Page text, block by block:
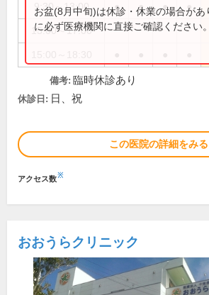
9:30～13:00 ● ● ● ●
15:00～17:00
お盆(8月中旬)は休診・休業の場合があ
に必ず医療機関に直接ご確認ください。
備考: 臨時休診あり
休診日: 日、祝
この医院の詳細をみる
アクセス数※
おおうらクリニック